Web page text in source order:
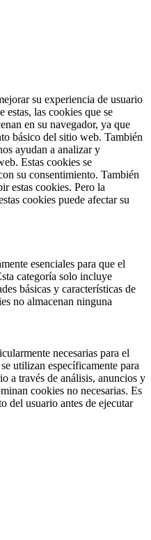
su experiencia de usuario
las cookies que se
en su navegador, ya que
básico del sitio web. También
ayudan a analizar y
Estas cookies se
su consentimiento. También
estas cookies. Pero la
cookies puede afectar su
esenciales para que el
categoría solo incluye
básicas y características de
no almacenan ninguna
necesarias para el
utilizan específicamente para
a través de análisis, anuncios y
cookies no necesarias. Es
del usuario antes de ejecutar